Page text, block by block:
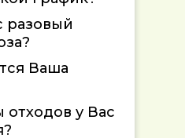
разовый
Ваша
отходов у Вас